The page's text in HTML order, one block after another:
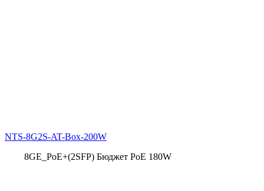
NTS-8G2S-AT-Box-200W
8GE_PoE+(2SFP) Бюджет PoE 180W